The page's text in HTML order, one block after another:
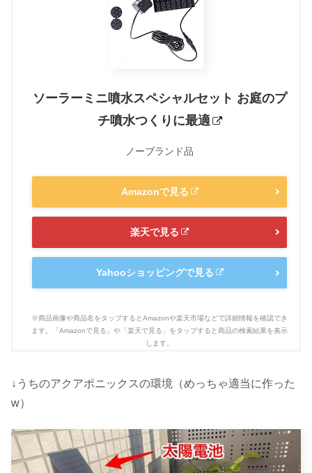
ソーラーミニ噴水スペシャルセット お庭のプ
チ噴水つくりに最適
ノーブランド品
Amazonで見る
楽天で見る
Yahooショッピングで見る
↓うちのアクアポニックスの環境（めっちゃ適当に作った
w）